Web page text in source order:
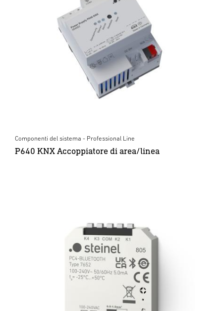
Componenti del sistema - Professional Line
P640 KNX Accoppiatore di area/linea